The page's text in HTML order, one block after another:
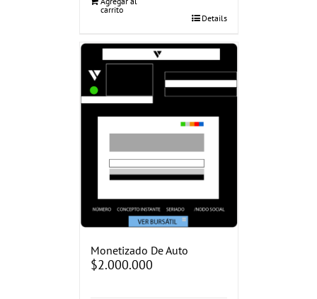
carrito
Details
Monetizado De Auto
$2.000.000